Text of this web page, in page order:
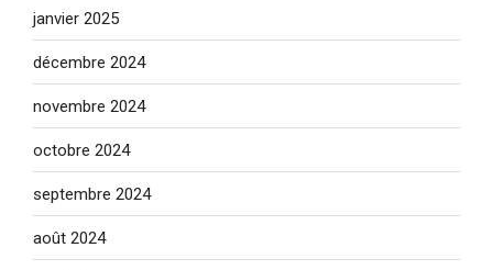
janvier 2025
décembre 2024
novembre 2024
octobre 2024
septembre 2024
août 2024